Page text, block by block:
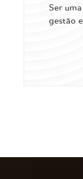
Ser
gestão